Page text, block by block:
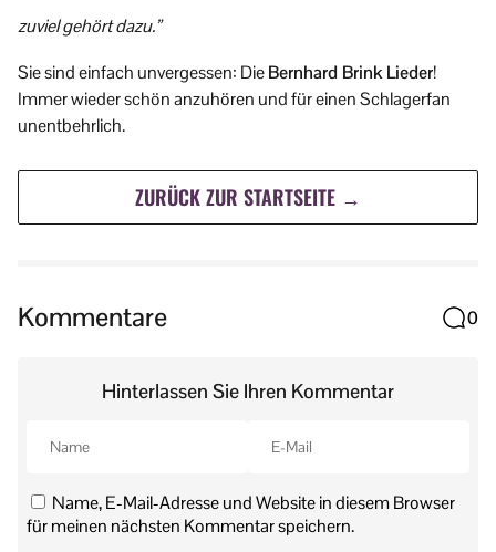
zuviel gehört dazu.”
Sie sind einfach unvergessen: DieBernhard Brink Lieder!
Immer wieder schön anzuhören und für einen Schlagerfan
unentbehrlich.
ZURÜCK ZUR STARTSEITE →
Kommentare 0
Hinterlassen Sie Ihren Kommentar
Name, E-Mail-Adresse und Website in diesem Browser
für meinen nächsten Kommentar speichern.